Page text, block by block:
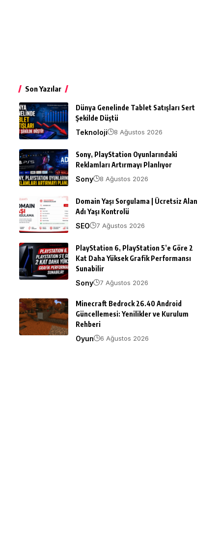
Son Yazılar
Dünya Genelinde Tablet Satışları Sert
Şekilde Düştü
Teknoloji
8 Ağustos 2026
Sony, PlayStation Oyunlarındaki
Reklamları Artırmayı Planlıyor
Sony
8 Ağustos 2026
Domain Yaşı Sorgulama | Ücretsiz Alan
Adı Yaşı Kontrolü
SEO
7 Ağustos 2026
PlayStation 6, PlayStation 5’e Göre 2
Kat Daha Yüksek Grafik Performansı
Sunabilir
Sony
7 Ağustos 2026
Minecraft Bedrock 26.40 Android
Güncellemesi: Yenilikler ve Kurulum
Rehberi
Oyun
6 Ağustos 2026